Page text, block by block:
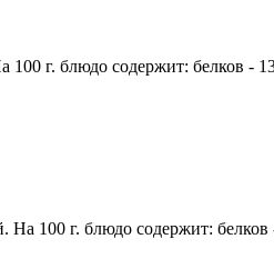
г. блюдо содержит: белков -
100 г. блюдо содержит: